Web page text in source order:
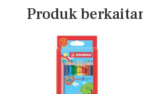
Produk